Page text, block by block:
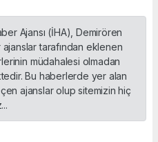
Ajansı (İHA), Demirören
tarafından eklenen
müdahalesi olmadan
Bu haberlerde yer alan
ajanslar olup sitemizin hiç